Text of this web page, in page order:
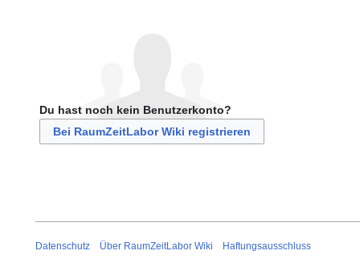
Du hast noch kein Benutzerkonto?
Bei RaumZeitLabor Wiki registrieren
Datenschutz Über RaumZeitLabor Wiki Haftungsausschluss